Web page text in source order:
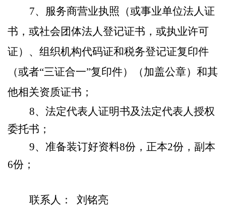
7、服务商营业执照（或事业单位法人证
书，或社会团体法人登记证书，或执业许可
证）、组织机构代码证和税务登记证复印件
（或者“三证合一”复印件）（加盖公章）和其
他相关资质证书；
8、法定代表人证明书及法定代表人授权
委托书；
9、准备装订好资料8份，正本2份，副本
6份；
联系人：
刘铭亮